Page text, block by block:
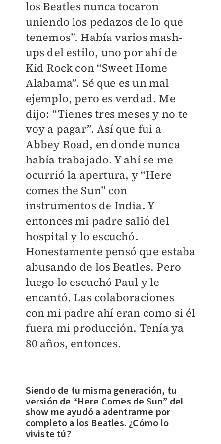
los Beatles nunca tocaron
uniendo los pedazos de lo que
tenemos”. Había varios mash-
ups del estilo, uno por ahí de
Kid Rock con “Sweet Home
Alabama”. Sé que es un mal
ejemplo, pero es verdad. Me
dijo: “Tienes tres meses y no te
voy a pagar”. Así que fui a
Abbey Road, en donde nunca
había trabajado. Y ahí se me
ocurrió la apertura, y “Here
comes the Sun” con
instrumentos de India. Y
entonces mi padre salió del
hospital y lo escuchó.
Honestamente pensó que estaba
abusando de los Beatles. Pero
luego lo escuchó Paul y le
encantó. Las colaboraciones
con mi padre ahí eran como si él
fuera mi producción. Tenía ya
80 años, entonces.
Siendo de tu misma generación, tu
versión de “Here Comes de Sun” del
show me ayudó a adentrarme por
completo a los Beatles. ¿Cómo lo
viviste tú?